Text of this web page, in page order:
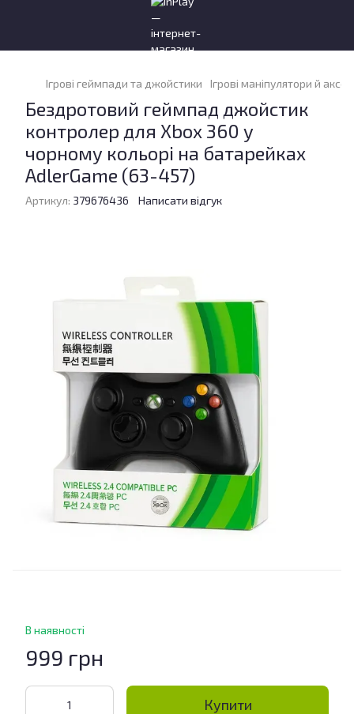
Ігрові геймпади та джойстики Ігрові маніпулятори й
Бездротовий геймпад джойстик
контролер для Xbox 360 у
чорному кольорі на батарейках
AdlerGame (63-457)
Артикул: 379676436 Написати відгук
В наявності
999 грн
Купити